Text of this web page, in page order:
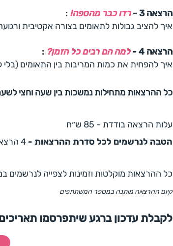
הרצאה 3 - רדו כבר מהספה! :
איך להציב גבולות לתאומים בצורה אקטיבית
הרצאה 4 - למה הם רבים כל הזמן? :
איך להפחית את כמות המריבות בין התאומים
כל ההרצאות מתחילות נמשכות בין שעה וחצי
עלות הרצאה בודדת - 8 5 ש״ח
הטבה לנרשמים לכל סדרת ההרצאות -
כל ההרצאות מוקלטות וזמינות לצפייה
קיום ההרצאה מותנה במספר המשתתפים
לקבלת עדכון ברגע שיתפרסמו